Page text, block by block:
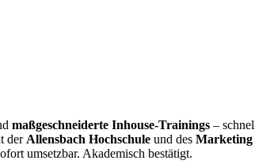
maßgeschneiderte Inhouse-Trainings –
der Allensbach Hochschule und des Marketing
umsetzbar. Akademisch bestätigt.